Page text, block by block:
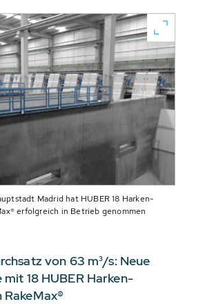
Madrid hat HUBER 18 Harken-
erfolgreich in Betrieb genommen
von 63 m³/s: Neue
mit 18 HUBER Harken-